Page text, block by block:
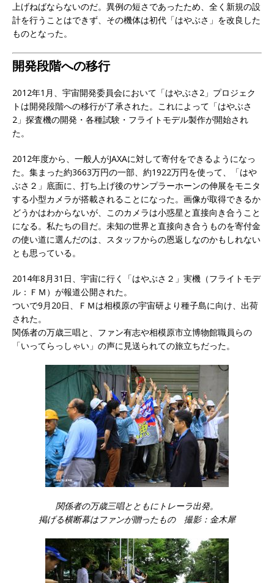
上げねばならないのだ。異例の短さであったため、全く新規の設
計を行うことはできず、その機体は初代「はやぶさ」を改良した
ものとなった。
開発段階への移行
2012年1月、宇宙開発委員会において「はやぶさ2」プロジェク
トは開発段階への移行が了承された。これによって「はやぶさ
2」探査機の開発・各種試験・フライトモデル製作が開始され
た。
2012年度から、一般人がJAXAに対して寄付をできるようになっ
た。集まった約3663万円の一部、約1922万円を使って、「はや
ぶさ２」底面に、打ち上げ後のサンプラーホーンの伸展をモニタ
する小型カメラが搭載されることになった。画像が取得できるか
どうかはわからないが、このカメラは小惑星と直接向き合うこと
になる。私たちの目だ。未知の世界と直接向き合うものを寄付金
の使い道に選んだのは、スタッフからの恩返しなのかもしれない
とも思っている。
2014年8月31日、宇宙に行く「はやぶさ２」実機（フライトモデ
ル：ＦＭ）が報道公開された。
ついで9月20日、ＦＭは相模原の宇宙研より種子島に向け、出荷
された。
関係者の万歳三唱と、ファン有志や相模原市立博物館職員らの
「いってらっしゃい」の声に見送られての旅立ちだった。
関係者の万歳三唱とともにトレーラ出発。
掲げる横断幕はファンが贈ったもの 撮影：金木犀